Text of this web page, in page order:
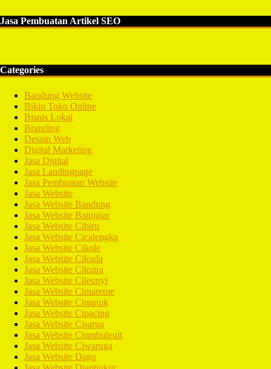
Jasa Pembuatan Artikel SEO
Categories
Bandung Website
Bikin Toko Online
Bisnis Lokal
Branding
Desain Web
Digital Marketing
Jasa Digital
Jasa Landingpage
Jasa Pembuatan Website
Jasa Website
Jasa Website Bandung
Jasa Website Batujajar
Jasa Website Cibiru
Jasa Website Cicalengka
Jasa Website Cikole
Jasa Website Cikuda
Jasa Website Cikutra
Jasa Website Cileunyi
Jasa Website Cimareme
Jasa Website Cinunuk
Jasa Website Cipacing
Jasa Website Cisarua
Jasa Website Ciumbuleuit
Jasa Website Ciwaruga
Jasa Website Dago